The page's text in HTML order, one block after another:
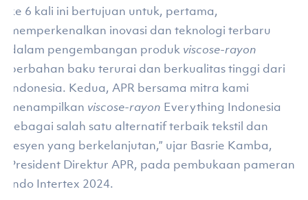
ke 6 kali ini bertujuan untuk, pertama,
memperkenalkan inovasi dan teknologi terbaru
dalam pengembangan produk viscose-rayon
berbahan baku terurai dan berkualitas tinggi dari
Indonesia. Kedua, APR bersama mitra kami
menampilkan viscose-rayon Everything Indonesia
sebagai salah satu alternatif terbaik tekstil dan
fesyen yang berkelanjutan,” ujar Basrie Kamba,
President Direktur APR, pada pembukaan pameran
Indo Intertex 2024.